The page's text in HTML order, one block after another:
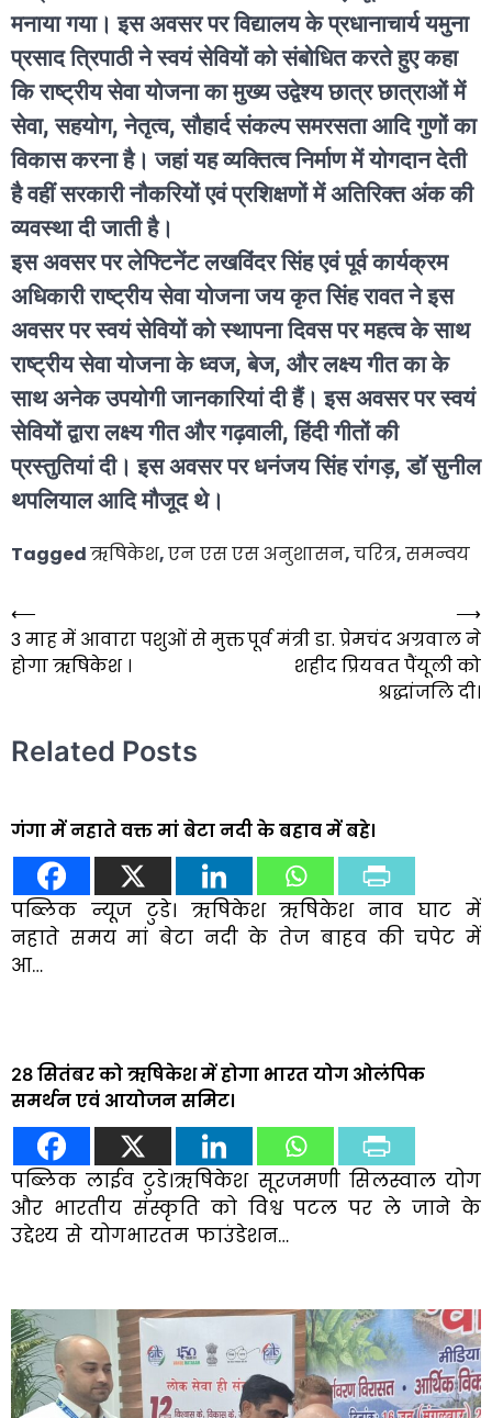
मनाया गया। इस अवसर पर विद्यालय के प्रधानाचार्य यमुना
प्रसाद त्रिपाठी ने स्वयं सेवियों को संबोधित करते हुए कहा
कि राष्ट्रीय सेवा योजना का मुख्य उद्वेश्य छात्र छात्राओं में
सेवा, सहयोग, नेतृत्व, सौहार्द संकल्प समरसता आदि गुणों का
विकास करना है। जहां यह व्यक्तित्व निर्माण में योगदान देती
है वहीं सरकारी नौकरियों एवं प्रशिक्षणों में अतिरिक्त अंक की
व्यवस्था दी जाती है।
इस अवसर पर लेफ्टिनेंट लखविंदर सिंह एवं पूर्व कार्यक्रम
अधिकारी राष्ट्रीय सेवा योजना जय कृत सिंह रावत ने इस
अवसर पर स्वयं सेवियों को स्थापना दिवस पर महत्व के साथ
राष्ट्रीय सेवा योजना के ध्वज, बेज, और लक्ष्य गीत का के
साथ अनेक उपयोगी जानकारियां दी हैं। इस अवसर पर स्वयं
सेवियों द्वारा लक्ष्य गीत और गढ़वाली, हिंदी गीतों की
प्रस्तुतियां दी। इस अवसर पर धनंजय सिंह रांगड़, डॉ सुनील
थपलियाल आदि मौजूद थे।
Taggedऋषिकेश,एन एस एस अनुशासन,चरित्र,समन्वय
Post
navigation
⟵
3 माह में आवारा पशुओं से मुक्त
होगा ऋषिकेश ।
पूर्व मंत्री डा. प्रेमचंद अग्रवाल ने
शहीद प्रियवत पैंयूली को
श्रद्धांजलि दी।
⟶
Related Posts
गंगा में नहाते वक्त मां बेटा नदी के बहाव में बहे।
पब्लिक न्यूज टुडे। ऋषिकेश ऋषिकेश नाव घाट में
नहाते समय मां बेटा नदी के तेज बाहव की चपेट में
आ…
28 सितंबर को ऋषिकेश में होगा भारत योग ओलंपिक
समर्थन एवं आयोजन समिट।
पब्लिक लाईव टुडे।ऋषिकेश सूरजमणी सिलस्वाल योग
और भारतीय संस्कृति को विश्व पटल पर ले जाने के
उद्देश्य से योगभारतम फाउंडेशन…